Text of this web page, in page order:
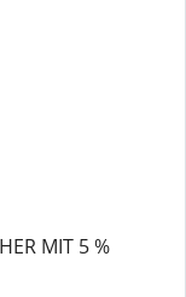
MIT 5 %